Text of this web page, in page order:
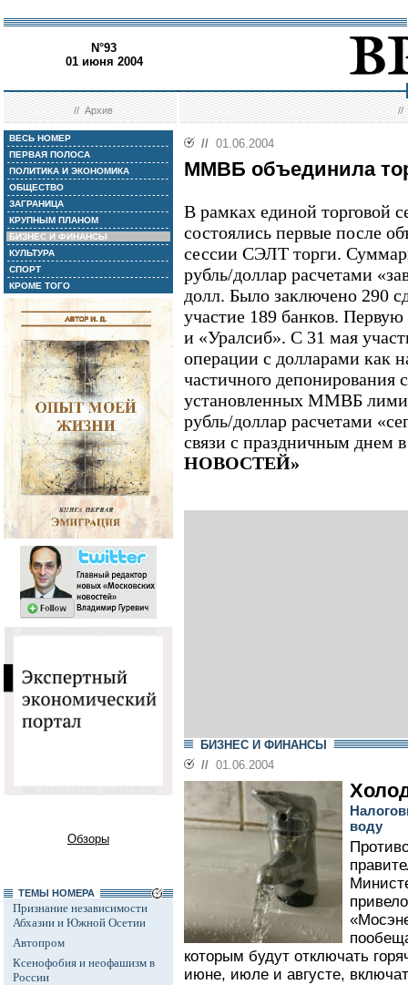
N°93
01 июня 2004
//Архив //
ВЕСЬ НОМЕР
ПЕРВАЯ ПОЛОСА
ПОЛИТИКА И ЭКОНОМИКА
ОБЩЕСТВО
ЗАГРАНИЦА
КРУПНЫМ ПЛАНОМ
БИЗНЕС И ФИНАНСЫ
КУЛЬТУРА
СПОРТ
КРОМЕ ТОГО
Обзоры
ТЕМЫ НОМЕРА
Признание независимости
Абхазии и Южной Осетии
Автопром
Ксенофобия и неофашизм в
России
// 01.06.2004
ММВБ объединила
В рамках единой торговой
состоялись первые после
сессии СЭЛТ торги.
рубль/доллар расчетами
долл. Было заключено 290
участие 189 банков.
и «Уралсиб». С 31 мая
операции с долларами как
частичного депонирования
установленных ММВБ
рубль/доллар расчетами
связи с праздничным
НОВОСТЕЙ»
БИЗНЕС И ФИНАНСЫ
// 01.06.2004
воду
которым будут отключать
июне, июле и августе, включат